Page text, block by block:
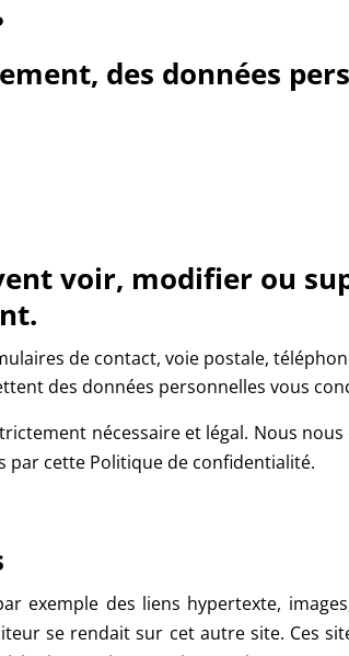
des données
voir, modifier ou
de contact, voie postale,
des données personnelles vous
nécessaire et légal. Nous
par cette Politique de confidentialité.
exemple des liens hypertexte,
se rendait sur cet autre site. Ces